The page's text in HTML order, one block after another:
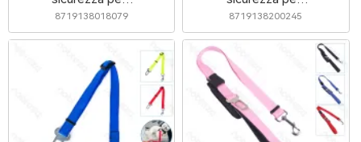
auto
8719138018079
cani
8719138200245